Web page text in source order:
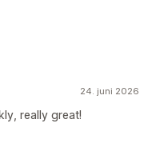
24. juni 2026
really great!